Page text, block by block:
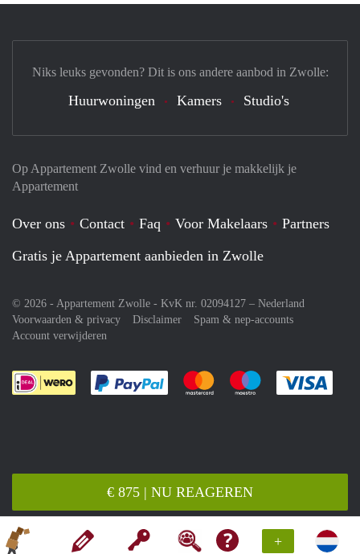
+
€ 875 | NU REAGEREN
Op Appartement Zwolle vind en verhuur je makkelijk je
Appartement
Over ons Contact Faq Voor Makelaars
Partners
Gratis je Appartement aanbieden in Zwolle
© 2026 - Appartement Zwolle - KvK nr. 02094127 – Nederland
Voorwaarden & privacy
Disclaimer
Spam & nep-accounts
Account verwijderen
Je rekent gemakkelijk af met Paypal
Je rekent gemakkelijk af met
Je rekent
Niks leuks gevonden? Dit is ons andere aanbod in Zwolle:
Huurwoningen Kamers Studio's